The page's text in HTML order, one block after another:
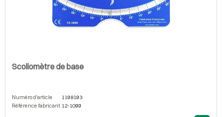
Scoliomètre de base
Numéro d'article
1198193
Référence fabricant 12-1099